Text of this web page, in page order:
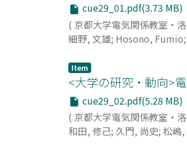
cue29_01.pdf(3.73 MB)
( 京都大学電気関係教室・
細野, 文雄; Hosono, Fumio;
Item
<大学の研究・動向>
cue29_02.pdf(5.28 MB)
( 京都大学電気関係教室・
和田, 修己; 久門, 尚史; 松嶋,